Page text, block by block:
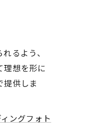
るよう、
理想を形に
提供しま
ングフォト